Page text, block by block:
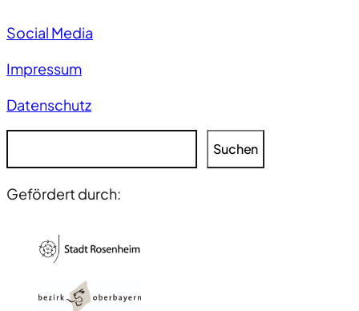
Social Media
Impressum
Datenschutz
h
Suchen
Gefördert durch: